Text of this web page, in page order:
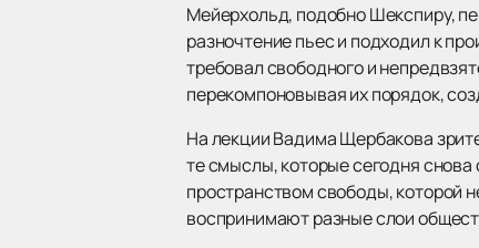
Мейерхольд, подобно Шекспиру,
разночтение пьес и подходил к
требовал свободного и
перекомпоновывая их порядок,
На лекции Вадима Щербакова
те смыслы, которые сегодня
пространством свободы, которой
воспринимают разные слои